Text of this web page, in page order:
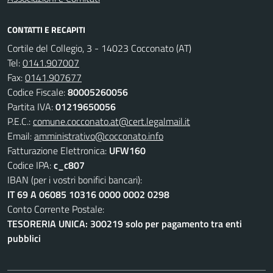
CONTATTI E RECAPITI
Cortile del Collegio, 3 - 14023 Cocconato (AT)
Tel:0141.907007
Fax:0141.907677
Codice Fiscale:80005260056
Partita IVA:01219650056
P.E.C.:comune.cocconato.at@cert.legalmail.it
Email:amministrativo@cocconato.info
Fatturazione Elettronica: UFW160
Codice IPA:c_c807
IBAN (per i vostri bonifici bancari):
IT 69 A 06085 10316 0000 0002 0298
Conto Corrente Postale:
TESORERIA UNICA: 300219 solo per pagamento tra enti
pubblici